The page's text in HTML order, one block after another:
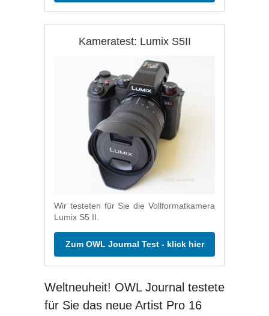
Kameratest: Lumix S5II
Wir testeten für Sie die Vollformatkamera
Lumix S5 II.
Zum OWL Journal Test - klick hier
Weltneuheit! OWL Journal testete
für Sie das neue Artist Pro 16